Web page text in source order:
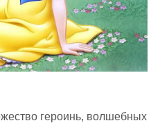
героинь, волшебных